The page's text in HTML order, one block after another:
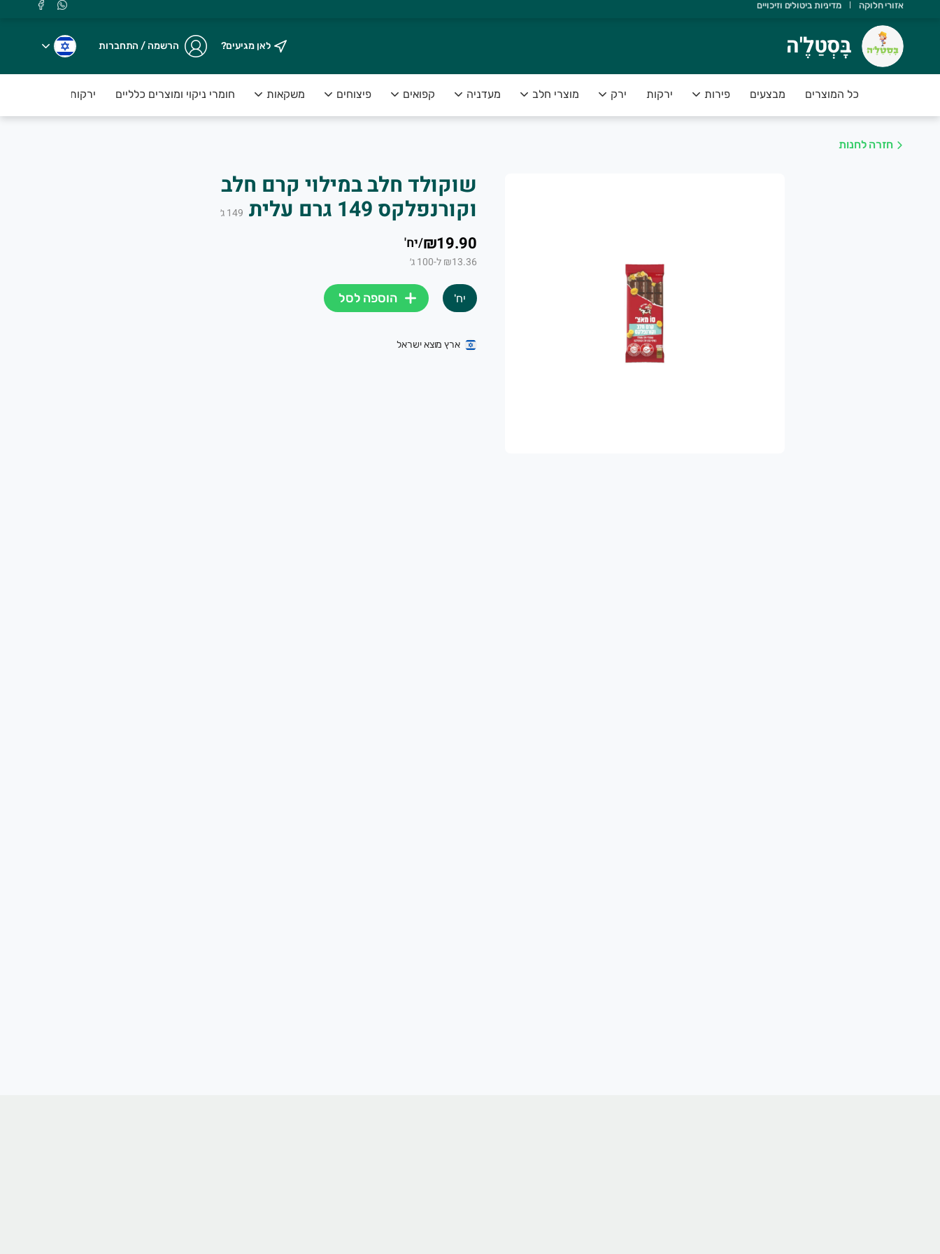
בָּסְטַלֶ'ה
חשוב שתדעו ש:
✅ הפירות והירקות בסטנדרט פרימיום
השירות של בָּסְטַלֶ'ה מספק פיתרון מושלם לקהל לקוחותינו אשר רוצה להנות מפירות וירקות טריים ומובחרים לצד שירות אדיב ומקצועי.
אזורי חלוקה מדיניות ביטולים וזיכויים
בָּסְטַלֶ'ה לאן מגיעים? הרשמה / התחברות
כל המוצרים מבצעים פירות ירקות ירק מוצרי חלב מעדניה קפואים פיצוחים משקאות חומרי ניקוי ומוצרים כלליים ירקות טריים ארוזים
חזרה לחנות
שוקולד חלב במילוי קרם חלב
וקורנפלקס 149 גרם עלית 149ג׳
₪19.90
/יח'
₪13.36 ל-100 ג׳
יח' הוספה לסל
ארץ מוצא ישראל